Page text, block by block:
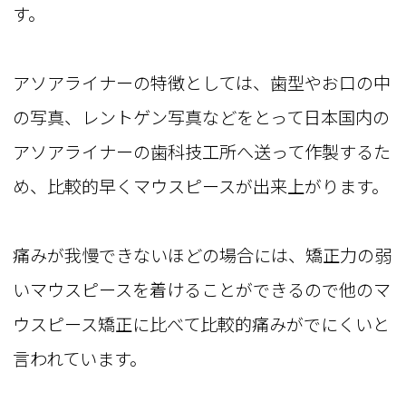
す。
アソアライナーの特徴としては、歯型やお口の中
の写真、レントゲン写真などをとって日本国内の
アソアライナーの歯科技工所へ送って作製するた
め、比較的早くマウスピースが出来上がります。
痛みが我慢できないほどの場合には、矯正力の弱
いマウスピースを着けることができるので他のマ
ウスピース矯正に比べて比較的痛みがでにくいと
言われています。